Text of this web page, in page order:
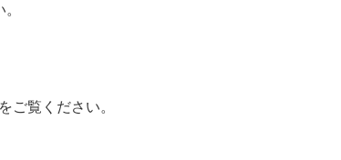
ご覧ください。